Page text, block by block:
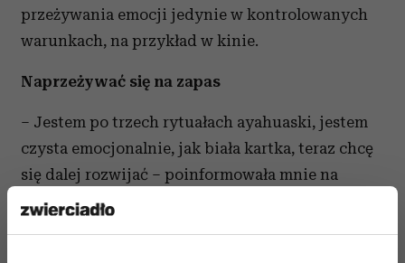
przeżywania emocji jedynie w kontrolowanych
warunkach, na przykład w kinie.
Naprzeżywać się na zapas
– Jestem po trzech rytuałach ayahuaski, jestem
czysta emocjonalnie, jak biała kartka, teraz chcę
się dalej rozwijać – poinformowała mnie na
pierwszej sesji Beata. – Wie pani, to było jak